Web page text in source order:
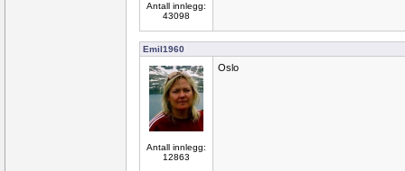
Antall innlegg:
43098
Emil1960
Antall innlegg:
12863
Oslo